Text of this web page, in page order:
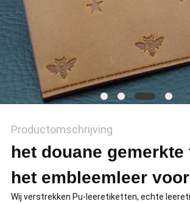
Productomschrijving
het douane
het embleemleer
Wij verstrekken Pu-leeretiketten, echte